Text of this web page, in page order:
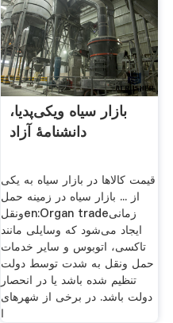
بازار سیاه ویکی‌پدیا،
دانشنامهٔ آزاد
قیمت کالاها در بازار سیاه به یکی
از ... بازار سیاه در زمینه حمل
ونقلen:Organ tradeزمانی
ایجاد می‌شود که وسایلی مانند
تاکسی، اتوبوس و سایر خدمات
حمل ونقل به شدت توسط دولت
تنظیم شده باشد یا در انحصار
دولت باشد. در برخی از شهرهای
ا